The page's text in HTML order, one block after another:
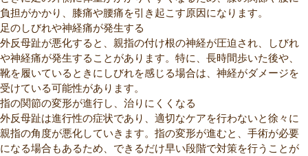
負担がかかり、膝痛や腰痛を引き起こす原因になります。
足のしびれや神経痛が発生する
外反母趾が悪化すると、親指の付け根の神経が圧迫され、しびれ
や神経痛が発生することがあります。特に、長時間歩いた後や、
靴を履いているときにしびれを感じる場合は、神経がダメージを
受けている可能性があります。
指の関節の変形が進行し、治りにくくなる
外反母趾は進行性の症状であり、適切なケアを行わないと徐々に
親指の角度が悪化していきます。指の変形が進むと、手術が必要
になる場合もあるため、できるだけ早い段階で対策を行うことが